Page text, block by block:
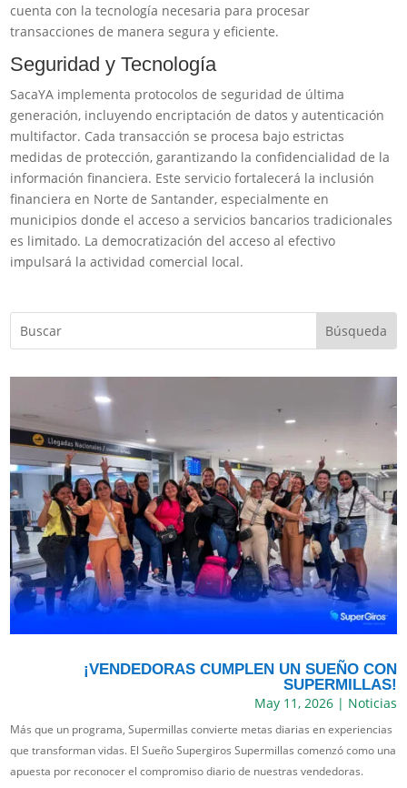
cuenta con la tecnología necesaria para procesar
transacciones de manera segura y eficiente.
Seguridad y Tecnología
SacaYA implementa protocolos de seguridad de última
generación, incluyendo encriptación de datos y autenticación
multifactor. Cada transacción se procesa bajo estrictas
medidas de protección, garantizando la confidencialidad de la
información financiera. Este servicio fortalecerá la inclusión
financiera en Norte de Santander, especialmente en
municipios donde el acceso a servicios bancarios tradicionales
es limitado. La democratización del acceso al efectivo
impulsará la actividad comercial local.
¡VENDEDORAS CUMPLEN UN SUEÑO CON
SUPERMILLAS!
May 11, 2026| Noticias
Más que un programa, Supermillas convierte metas diarias en experiencias
que transforman vidas. El Sueño Supergiros Supermillas comenzó como una
apuesta por reconocer el compromiso diario de nuestras vendedoras.